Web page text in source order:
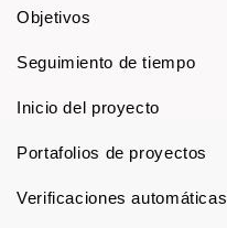
Objetivos
Seguimiento de tiempo
Inicio del proyecto
Portafolios de proyectos
Verificaciones automáticas